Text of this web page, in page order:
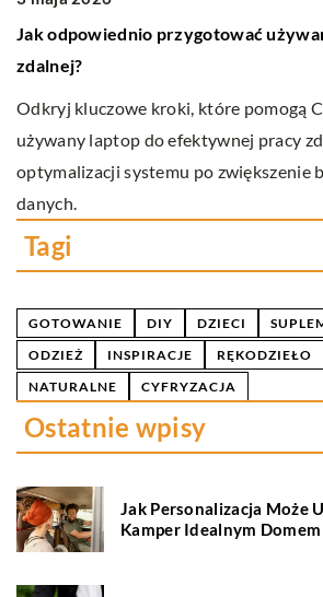
Jak odpowiednio przygotować
zdalnej?
Odkryj kluczowe kroki, które pomogą
używany laptop do efektywnej pracy
optymalizacji systemu po zwiększenie
danych.
Tagi
GOTOWANIE DIY DZIECI
ODZIEŻ
INSPIRACJE RĘKODZIEŁO
NATURALNE
CYFRYZACJA
Ostatnie wpisy
Jak Personalizacja Może
Kamper Idealnym Domem